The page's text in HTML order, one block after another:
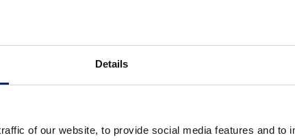
Details
of our website, to provide social media features and to